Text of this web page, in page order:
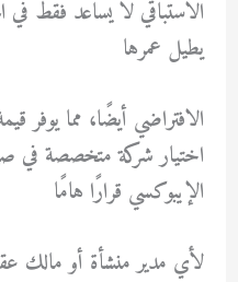
الاستباقي لا يساعد فقط
يطيل عمرها
الافتراضي أيضًا، مما يوفر
اختيار شركة متخصصة في
الإيبوكسي قرارًا هامًا
لأي مدير منشأة أو مالك